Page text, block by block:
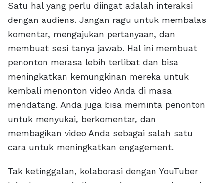
Satu hal yang perlu diingat adalah interaksi
dengan audiens. Jangan ragu untuk membalas
komentar, mengajukan pertanyaan, dan
membuat sesi tanya jawab. Hal ini membuat
penonton merasa lebih terlibat dan bisa
meningkatkan kemungkinan mereka untuk
kembali menonton video Anda di masa
mendatang. Anda juga bisa meminta penonton
untuk menyukai, berkomentar, dan
membagikan video Anda sebagai salah satu
cara untuk meningkatkan engagement.
Tak ketinggalan, kolaborasi dengan YouTuber